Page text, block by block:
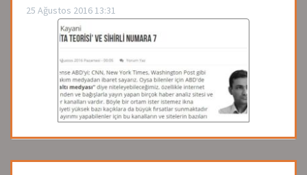
25 Ağustos 2016 13:31